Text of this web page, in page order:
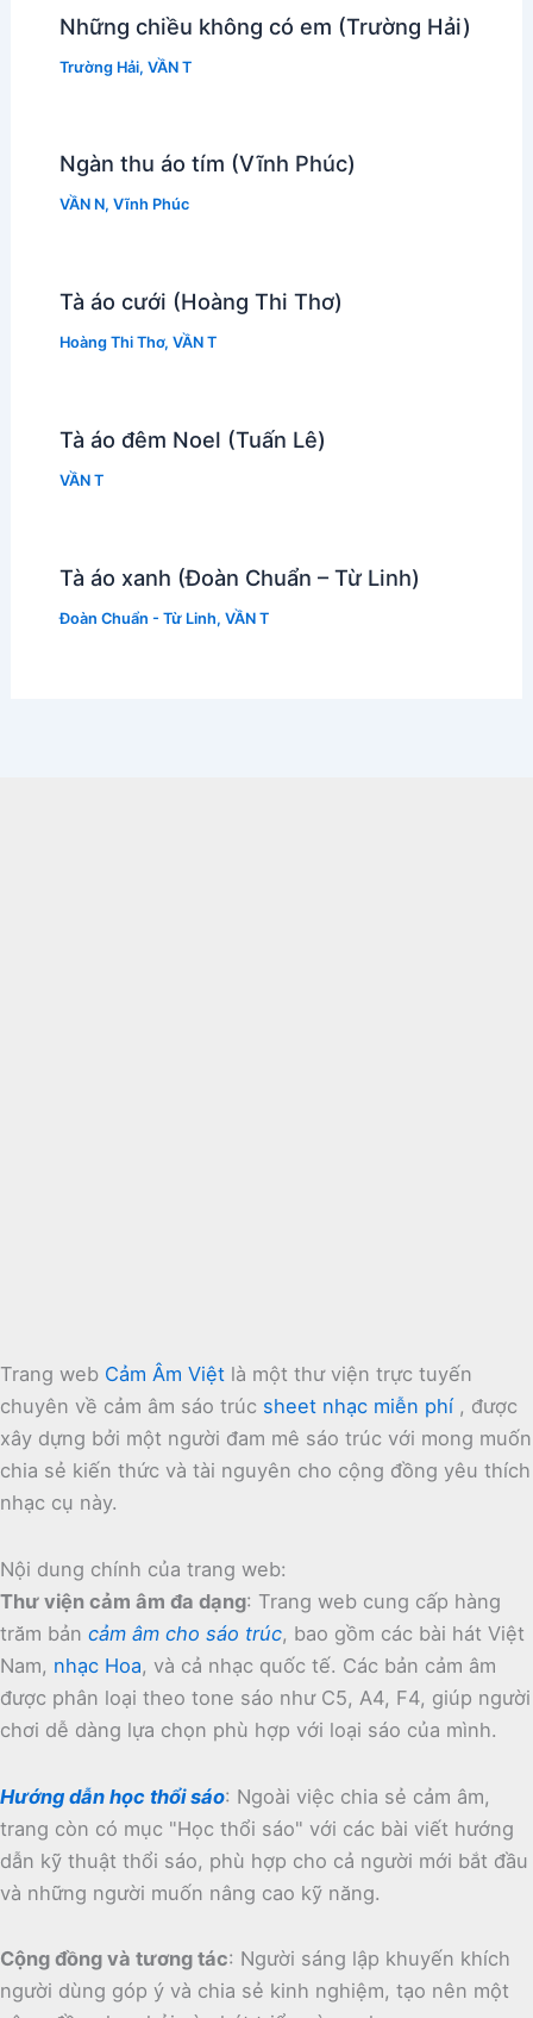
Những chiều không có em (Trường Hải)
Trường Hải, VẦN T
Ngàn thu áo tím (Vĩnh Phúc)
VẦN N, Vĩnh Phúc
Tà áo cưới (Hoàng Thi Thơ)
Hoàng Thi Thơ, VẦN T
Tà áo đêm Noel (Tuấn Lê)
VẦN T
Tà áo xanh (Đoàn Chuẩn – Từ Linh)
Đoàn Chuẩn - Từ Linh, VẦN T
Trang web Cảm Âm Việt là một thư viện trực tuyến
chuyên về cảm âm sáo trúc sheet nhạc miễn phí , được
xây dựng bởi một người đam mê sáo trúc với mong muốn
chia sẻ kiến thức và tài nguyên cho cộng đồng yêu thích
nhạc cụ này.
Nội dung chính của trang web:
Thư viện cảm âm đa dạng: Trang web cung cấp hàng
trăm bản cảm âm cho sáo trúc, bao gồm các bài hát Việt
Nam, nhạc Hoa, và cả nhạc quốc tế. Các bản cảm âm
được phân loại theo tone sáo như C5, A4, F4, giúp người
chơi dễ dàng lựa chọn phù hợp với loại sáo của mình.
Hướng dẫn học thổi sáo: Ngoài việc chia sẻ cảm âm,
trang còn có mục "Học thổi sáo" với các bài viết hướng
dẫn kỹ thuật thổi sáo, phù hợp cho cả người mới bắt đầu
và những người muốn nâng cao kỹ năng.
Cộng đồng và tương tác: Người sáng lập khuyến khích
người dùng góp ý và chia sẻ kinh nghiệm, tạo nên một